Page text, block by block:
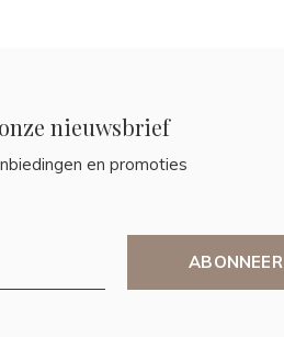
nieuwsbrief
en promoties
ABONNEER